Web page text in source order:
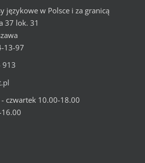
językowe w Polsce i za granicą
37 lok. 31
13-97
913
- czwartek 10.00-18.00